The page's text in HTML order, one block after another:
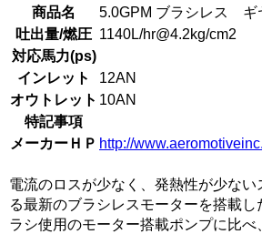
商品名
5.0GPM ブラシレス ギ
吐出量/燃圧 1140L/hr@4.2kg/cm2
対応馬力(ps)
インレット
12AN
オウトレット 10AN
特記事項
メーカーＨＰ http://
電流のロスが少なく、発熱性が少ない
る最新のブラシレスモーターを搭載
ラシ使用のモーター搭載ポンプに比べ